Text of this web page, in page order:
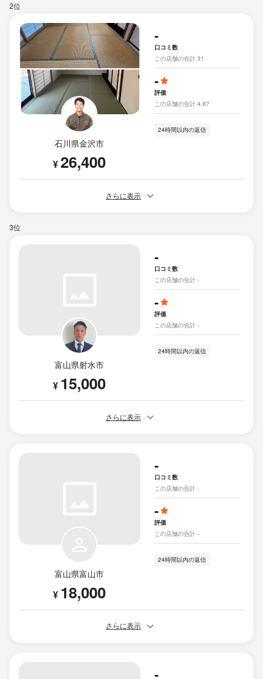
2位
石川県金沢市
¥26,400
-
口コミ数
この店舗の合計 31
-
評価
この店舗の合計 4.87
24時間以内の返信
さらに表示
3位
富山県射水市
¥ 15,000
-
口コミ数
この店舗の合計 -
-
評価
この店舗の合計 -
24時間以内の返信
さらに表示
富山県富山市
¥ 18,000
-
口コミ数
この店舗の合計 -
-
評価
この店舗の合計 -
24時間以内の返信
さらに表示
-